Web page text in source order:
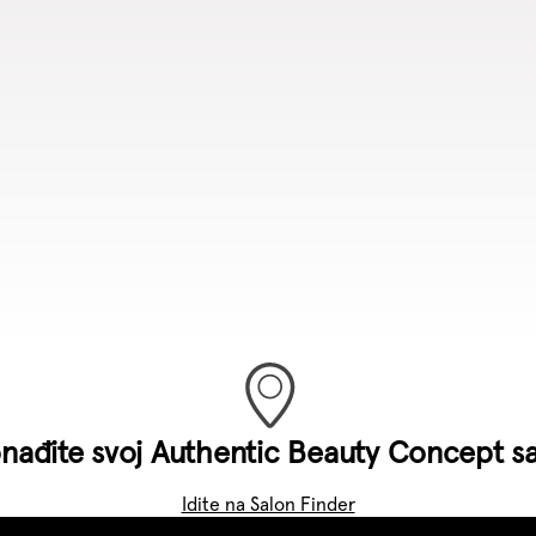
svoj Authentic Beauty Concept
Idite na Salon Finder